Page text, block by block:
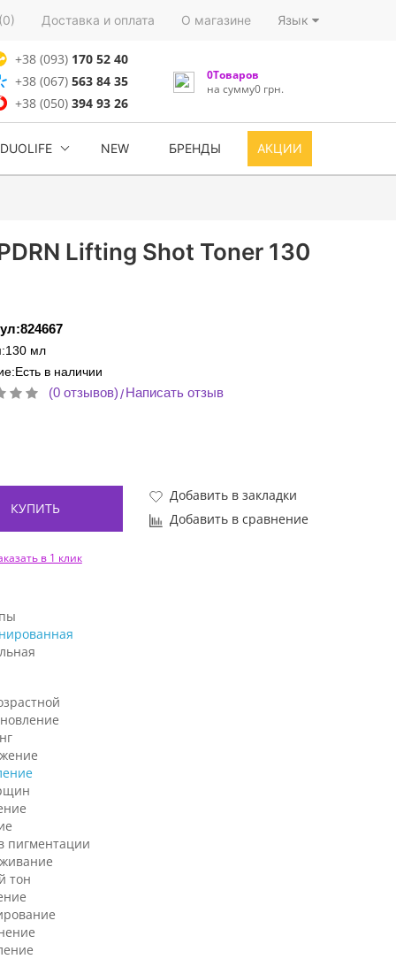
Доставка и оплата О магазине Язык
+38 (093) 170 52 40
+38 (067) 563 84 35
+38 (050)394 93 26
0Товаров
на сумму0 грн.
DUOLIFE NEW БРЕНДЫ АКЦИИ
Lifting Shot Toner 130
мл
в наличии
(0 отзывов)/Написать отзыв
КУПИТЬ
Добавить в закладки
Добавить в сравнение
в 1 клик
пигментации
тон